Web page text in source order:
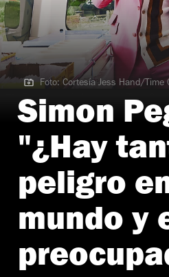
Foto: Cortesía Jess Hand/Time Out
Foto: Cortesía Jess Hand/Time
Simon
"¿Hay
peligro
mundo y